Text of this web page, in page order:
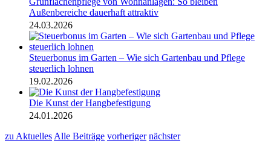
Außenbereiche dauerhaft attraktiv
24.03.2026
Steuerbonus im Garten – Wie sich Gartenbau und Pflege
steuerlich lohnen
19.02.2026
Die Kunst der Hangbefestigung
24.01.2026
zu Aktuelles Alle Beiträge vorheriger nächster